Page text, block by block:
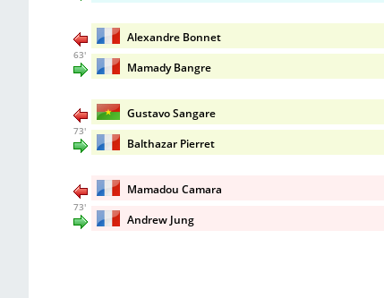
Alexandre Bonnet
63'
Mamady Bangre
Gustavo Sangare
73'
Balthazar Pierret
Mamadou Camara
73'
Andrew Jung